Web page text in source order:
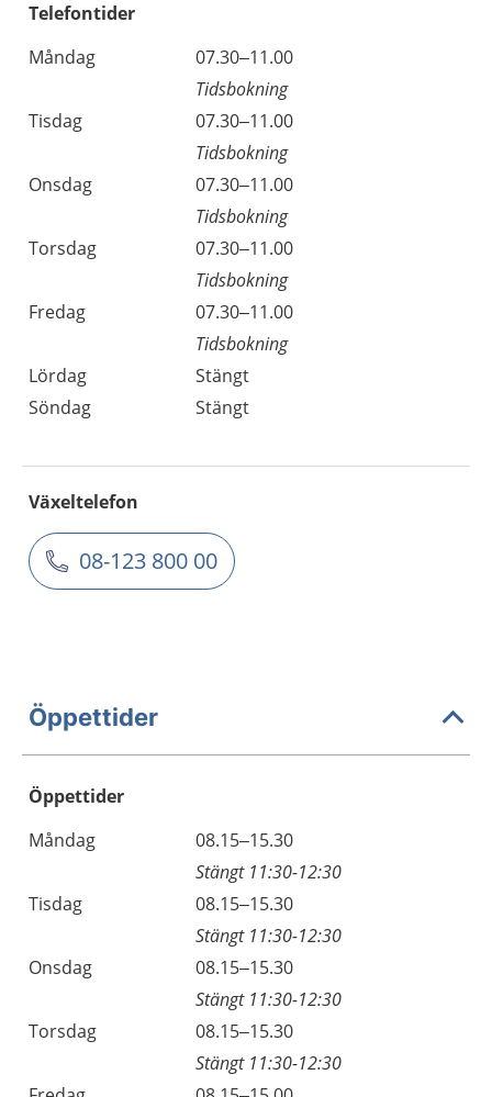
Telefontider
Måndag
07.30–11.00
Tidsbokning
Tisdag
07.30–11.00
Tidsbokning
Onsdag
07.30–11.00
Tidsbokning
Torsdag
07.30–11.00
Tidsbokning
Fredag
07.30–11.00
Tidsbokning
Lördag
Stängt
Söndag
Stängt
Växeltelefon
08-123 800 00
Öppettider
Öppettider
Dag
Öppettider
Kommentarer
Måndag
08.15–15.30
Stängt 11:30-12:30
Tisdag
08.15–15.30
Stängt 11:30-12:30
Onsdag
08.15–15.30
Stängt 11:30-12:30
Torsdag
08.15–15.30
Stängt 11:30-12:30